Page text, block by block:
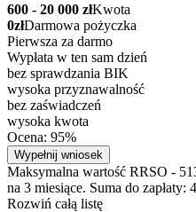
600 - 20 000 złKwota
0złDarmowa pożyczka
Pierwsza za darmo
Wypłata w ten sam dzień
bez sprawdzania BIK
wysoka przyznawalność
bez zaświadczeń
wysoka kwota
Ocena: 95%
Wypełnij wniosek
Maksymalna wartość RRSO -
na 3 miesiące. Suma do zapłaty:
Rozwiń całą listę